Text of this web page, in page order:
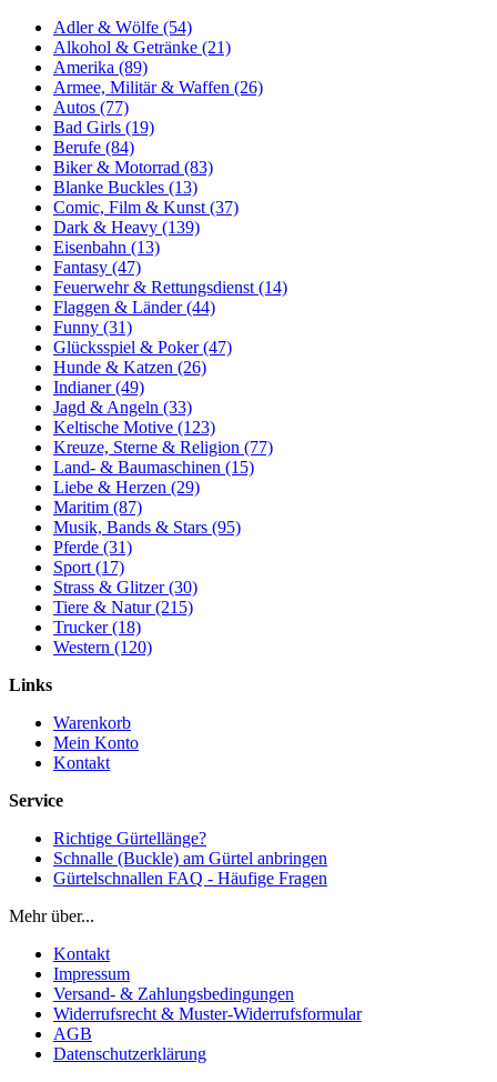
Adler & Wölfe (54)
Alkohol & Getränke (21)
Amerika (89)
Armee, Militär & Waffen (26)
Autos (77)
Bad Girls (19)
Berufe (84)
Biker & Motorrad (83)
Blanke Buckles (13)
Comic, Film & Kunst (37)
Dark & Heavy (139)
Eisenbahn (13)
Fantasy (47)
Feuerwehr & Rettungsdienst (14)
Flaggen & Länder (44)
Funny (31)
Glücksspiel & Poker (47)
Hunde & Katzen (26)
Indianer (49)
Jagd & Angeln (33)
Keltische Motive (123)
Kreuze, Sterne & Religion (77)
Land- & Baumaschinen (15)
Liebe & Herzen (29)
Maritim (87)
Musik, Bands & Stars (95)
Pferde (31)
Sport (17)
Strass & Glitzer (30)
Tiere & Natur (215)
Trucker (18)
Western (120)
Links
Warenkorb
Mein Konto
Kontakt
Service
Richtige Gürtellänge?
Schnalle (Buckle) am Gürtel anbringen
Gürtelschnallen FAQ - Häufige Fragen
Mehr über...
Kontakt
Impressum
Versand- & Zahlungsbedingungen
Widerrufsrecht & Muster-Widerrufsformular
AGB
Datenschutzerklärung